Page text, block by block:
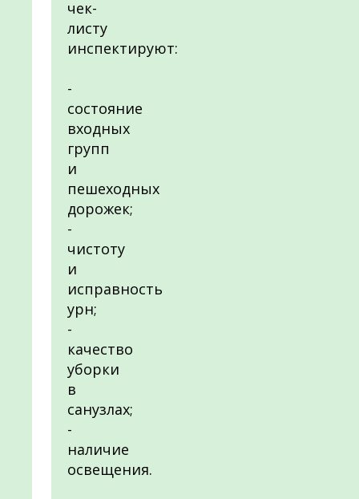
чек-
листу
инспектируют:
-
состояние
входных
групп
и
пешеходных
дорожек;
-
чистоту
и
исправность
урн;
-
качество
уборки
в
санузлах;
-
наличие
освещения.